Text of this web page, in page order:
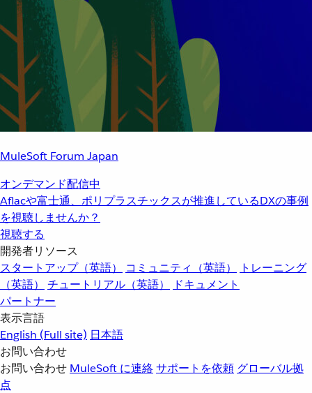
MuleSoft Forum Japan
オンデマンド配信中
Aflacや富士通、ポリプラスチックスが推進しているDXの事例
を視聴しませんか？
視聴する
開発者リソース
スタートアップ（英語）
コミュニティ（英語）
トレーニング
（英語）
チュートリアル（英語）
ドキュメント
パートナー
表示言語
English (Full site) 日本語
お問い合わせ
お問い合わせ MuleSoft に連絡サポートを依頼 グローバル拠
点